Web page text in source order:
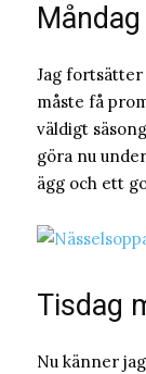
Jag fortsätter
måste få
väldigt
göra nu
ägg och ett
Tisdag
Nu känner